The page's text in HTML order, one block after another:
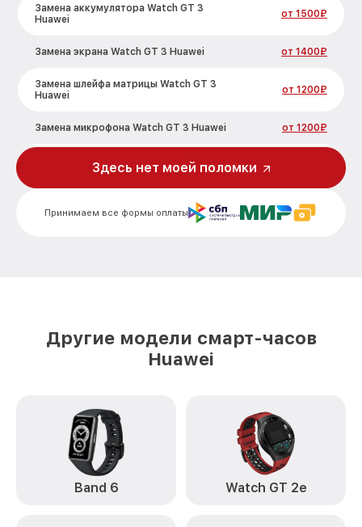
Замена аккумулятора Watch GT 3
Huawei
от 1500₽
Замена экрана Watch GT 3 Huawei от 1400₽
Замена шлейфа матрицы Watch GT 3
Huawei
от 1200₽
Замена микрофона Watch GT 3 Huawei от 1200₽
Замена кнопки включения Watch GT 3
Замена Bluetooth Watch GT 3 Huawei от 2000₽
Принимаем все формы оплаты
Здесь нет моей поломки
Другие модели смарт-часов
Huawei
Band 6 Watch GT 2e